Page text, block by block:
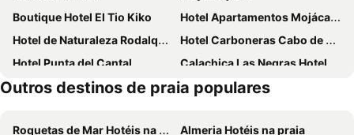
Boutique Hotel El Tio Kiko
Hotel Apartamentos Mojácar Beach
Hotel de Naturaleza Rodalquilar Spa Cabo de Gata
Hotel Carboneras Cabo de Gata
Hotel Punta del Cantal
Calachica Las Negras Hotel Boutique
La Almendra y El Gitano
Hotel Virgen del Mar
Hotel Las Calas
Hotel Alboran
Outros destinos de praia populares
Roquetas de Mar Hotéis na praia
Almeria Hotéis na praia